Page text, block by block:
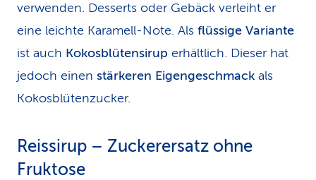
verwenden. Desserts oder Gebäck verleiht er
eine leichte Karamell-Note. Als flüssige Variante
ist auch Kokosblütensirup erhältlich. Dieser hat
jedoch einen stärkeren Eigengeschmack als
Kokosblütenzucker.
Reissirup – Zuckerersatz ohne
Fruktose